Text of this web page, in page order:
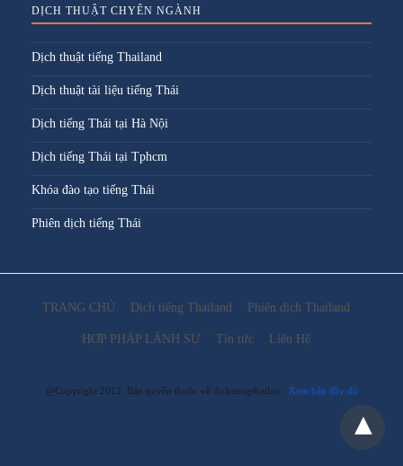
DỊCH THUẬT CHYÊN NGÀNH
Dịch thuật tiếng Thailand
Dịch thuật tài liệu tiếng Thái
Dịch tiếng Thái tại Hà Nội
Dịch tiếng Thái tại Tphcm
Khóa đào tạo tiếng Thái
Phiên dịch tiếng Thái
TRANG CHỦ Dịch tiếng Thailand Phiên dịch Thailand
HỢP PHÁP LÃNH SỰ Tin tức Liên Hệ
@Copyright 2012. Bản quyền thuộc về dichtiengthailan Xem bản đầy đủ